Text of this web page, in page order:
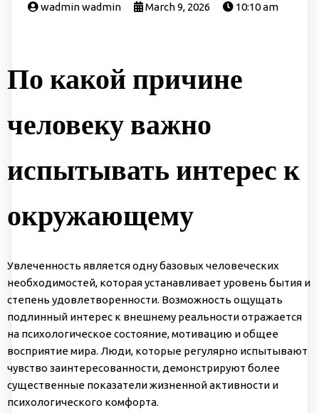
wadmin wadmin March 9, 2026 10:10 am
По какой причине
человеку важно
испытывать интерес к
окружающему
Увлеченность является одну базовых человеческих
необходимостей, которая устанавливает уровень бытия и
степень удовлетворенности. Возможность ощущать
подлинный интерес к внешнему реальности отражается
на психологическое состояние, мотивацию и общее
восприятие мира. Люди, которые регулярно испытывают
чувство заинтересованности, демонстрируют более
существенные показатели жизненной активности и
психологического комфорта.